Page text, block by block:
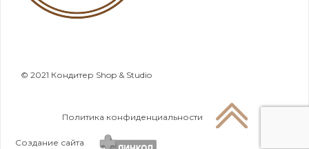
© 2021 Кондитер Shop & Studio
Политика конфиденциальности
Создание сайта